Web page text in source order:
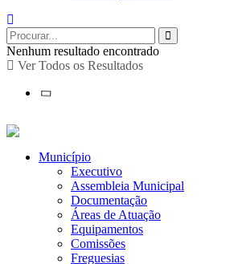
Nenhum resultado encontrado
Ver Todos os Resultados
Município
Executivo
Assembleia Municipal
Documentação
Áreas de Atuação
Equipamentos
Comissões
Freguesias